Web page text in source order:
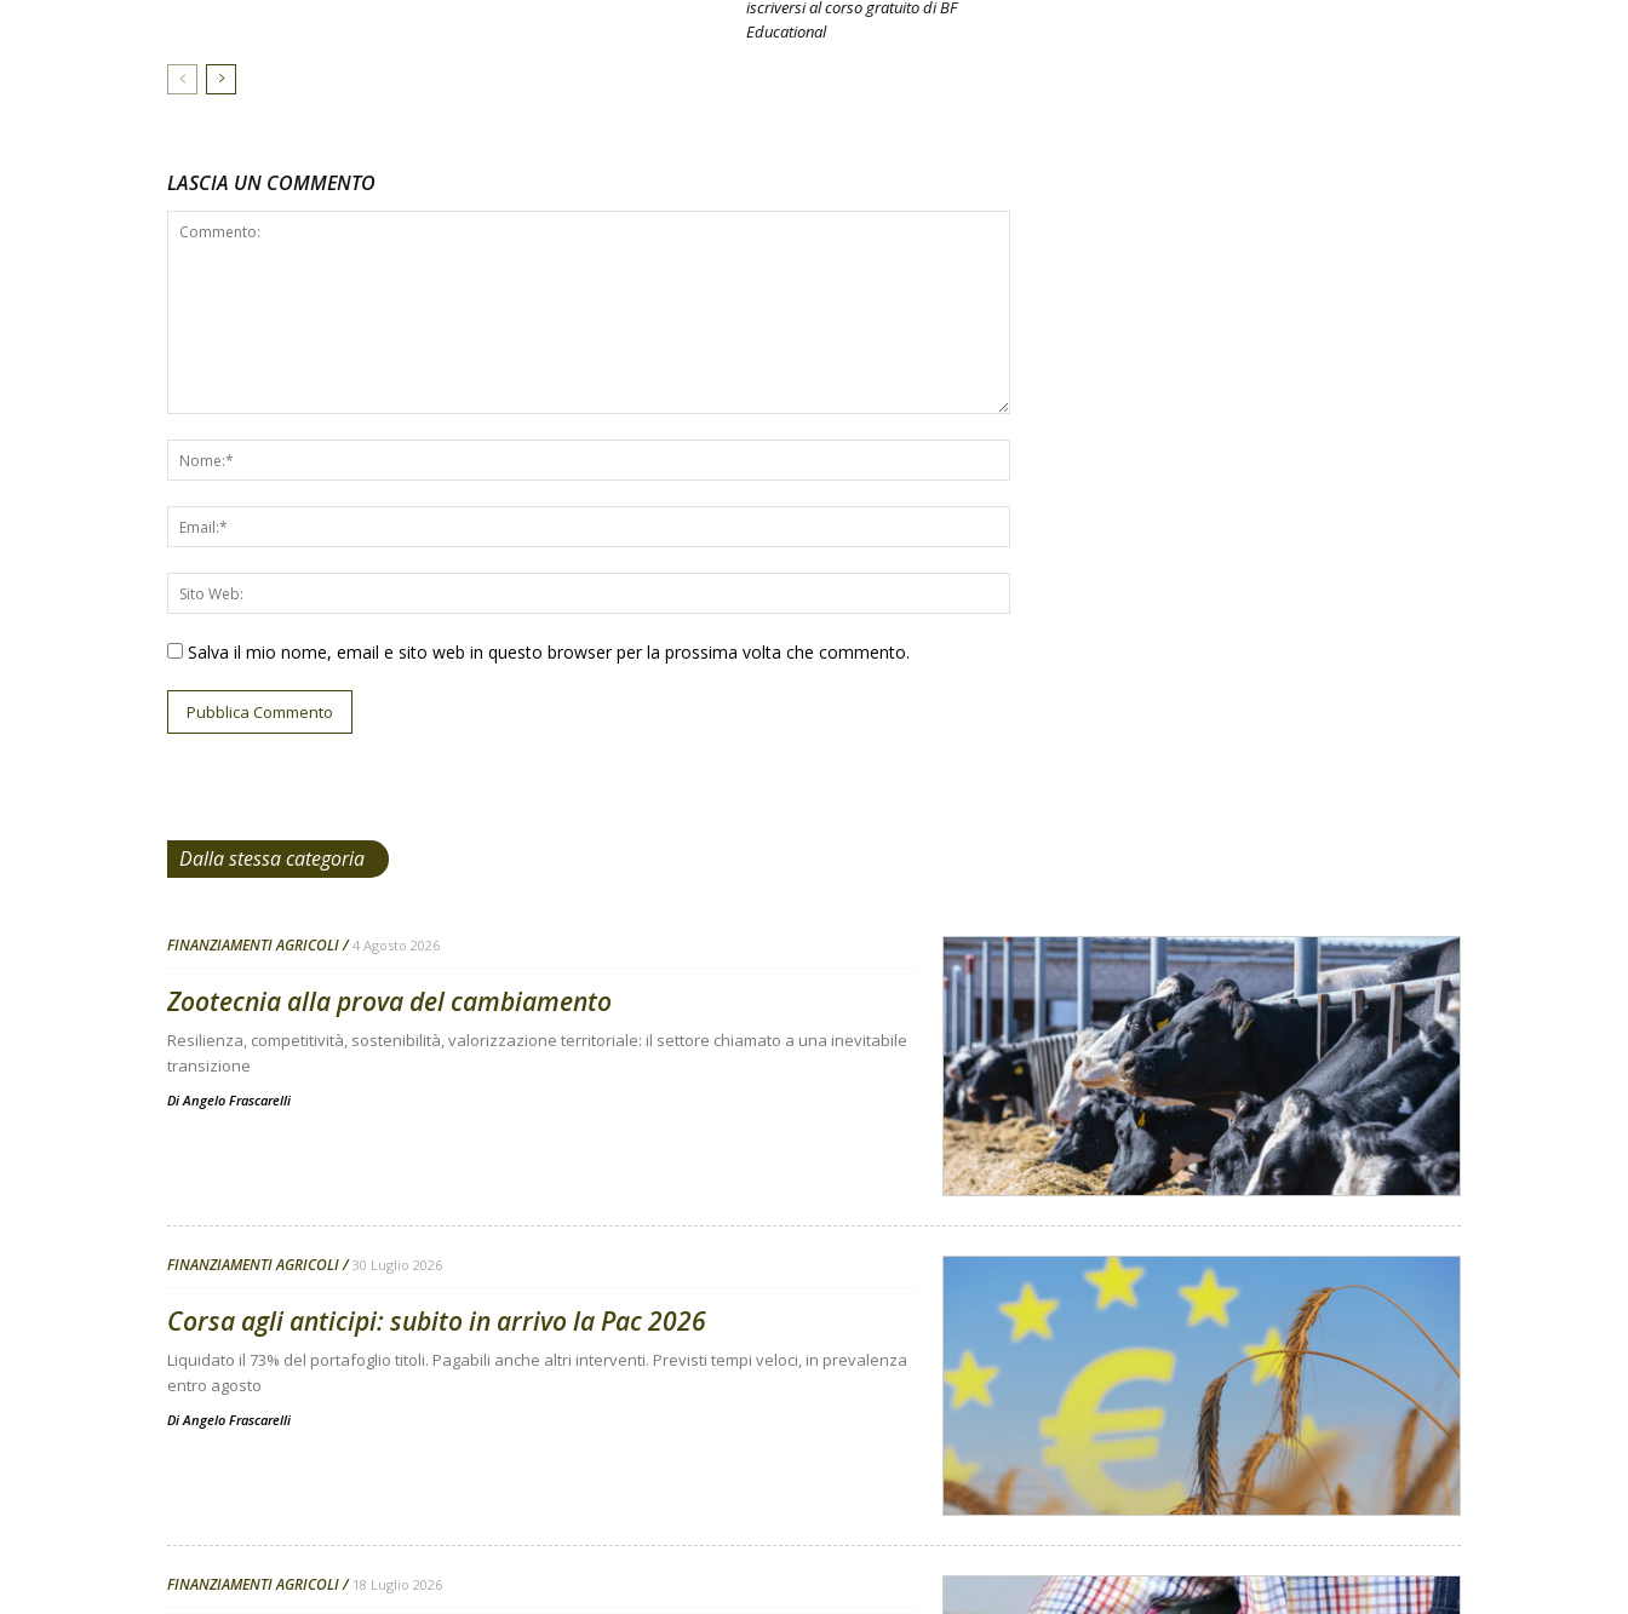
iscriversi al corso gratuito di BF
Educational
LASCIA UN COMMENTO
Salva il mio nome, email e sito web in questo browser per la prossima volta che commento.
Dalla stessa categoria
FINANZIAMENTI AGRICOLI 4 Agosto 2026
Zootecnia alla prova del cambiamento
Resilienza, competitività, sostenibilità, valorizzazione territoriale: il settore chiamato a una inevitabile
transizione
DiAngelo Frascarelli
FINANZIAMENTI AGRICOLI 30 Luglio 2026
Corsa agli anticipi: subito in arrivo la Pac 2026
Liquidato il 73% del portafoglio titoli. Pagabili anche altri interventi. Previsti tempi veloci, in prevalenza
entro agosto
DiAngelo Frascarelli
FINANZIAMENTI AGRICOLI 18 Luglio 2026